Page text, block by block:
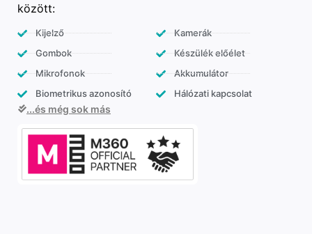
között:
Kijelző
Gombok
Mikrofonok
Biometrikus azonosító
Kamerák
Készülék előélet
Akkumulátor
Hálózati kapcsolat
...és még sok más